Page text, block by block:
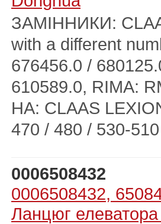
ЗАМІННИКИ:
with a different
676456.0 /
610589.0, RIMA:
НА: CLAAS
470 / 480 / 530-
0006508432
0006508432,
Ланцюг